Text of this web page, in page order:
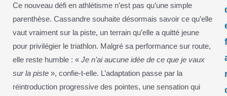
Ce nouveau défi en athlétisme n’est pas qu’une simple
parenthèse. Cassandre souhaite désormais savoir ce qu’elle
vaut vraiment sur la piste, un terrain qu’elle a quitté jeune
pour privilégier le triathlon. Malgré sa performance sur route,
elle reste humble : « Je n’ai aucune idée de ce que je vaux
sur la piste», confie-t-elle. L’adaptation passe par la
réintroduction progressive des pointes, une sensation qui